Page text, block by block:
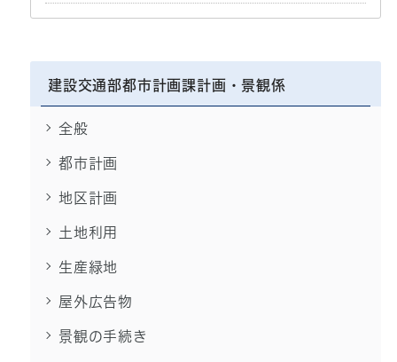
建設交通部都市計画課計画・景観係
全般
都市計画
地区計画
土地利用
生産緑地
屋外広告物
景観の手続き